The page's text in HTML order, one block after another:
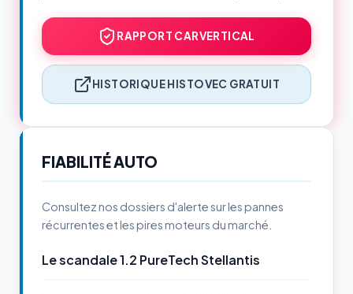
RAPPORT CARVERTICAL
HISTORIQUE HISTOVEC GRATUIT
FIABILITÉ AUTO
Consultez nos dossiers d'alerte sur les pannes
récurrentes et les pires moteurs du marché.
Le scandale 1.2 PureTech Stellantis